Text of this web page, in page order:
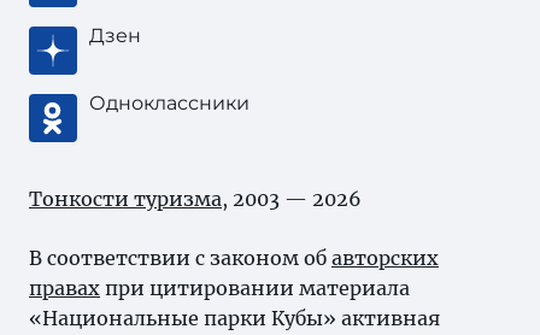
Дзен
Одноклассники
Тонкости туризма, 2003 — 2026
В соответствии с законом об авторских
правах при цитировании материала
«Национальные парки Кубы» активная